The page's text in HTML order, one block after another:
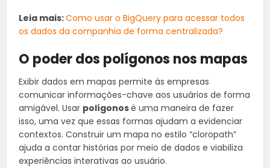
Leia mais:Como usar o BigQuery para acessar todos
os dados da companhia de forma centralizada?
O poder dos polígonos nos mapas
Exibir dados em mapas permite às empresas
comunicar informações-chave aos usuários de forma
amigável. Usar polígonosé uma maneira de fazer
isso, uma vez que essas formas ajudam a evidenciar
contextos. Construir um mapa no estilo “cloropath”
ajuda a contar histórias por meio de dados e viabiliza
experiências interativas ao usuário.